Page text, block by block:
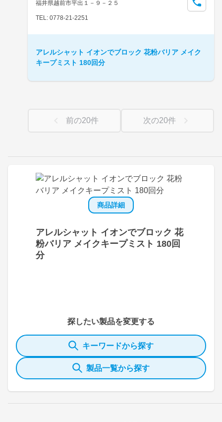
商品詳細
アレルシャット イオンでブロック 花
粉バリア メイクキープミスト 180回
分
探したい製品を変更する
キーワードから探す
製品一覧から探す
福井県越前市平出１－９－２５
TEL: 0778-21-2251
アレルシャット イオンでブロック 花粉バリア メイク
キープミスト 180回分
前の20件 次の20件